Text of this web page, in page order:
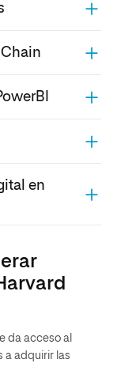
en
da acceso al
a adquirir las